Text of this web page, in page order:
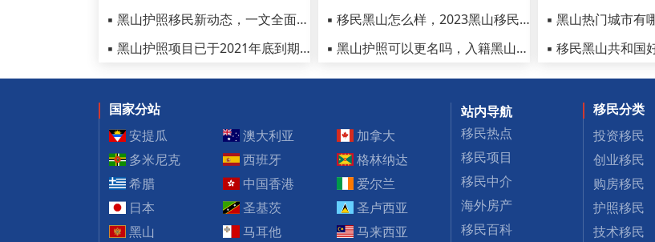
▪ 黑山护照移民新动态，一文全面了解黑山移民生活
▪ 黑山护照项目已于2021年底到期，被高技术人才移民替代！
▪ 移民黑山怎么样，2023黑山移民优势汇总
▪ 黑山护照可以更名吗，入籍黑山最低价需要多少钱？
国家分站
安提瓜
澳大利亚
加拿大
多米尼克
西班牙
格林纳达
希腊
中国香港
爱尔兰
日本
圣基茨
圣卢西亚
黑山
马耳他 马来西亚
站内导航
移民热点
移民项目
移民中介
海外房产
移民百科
移民分类
投资移民
创业移民
购房移民
护照移民
技术移民